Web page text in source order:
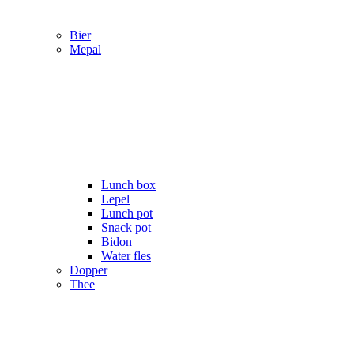
Bier
Mepal
Lunch box
Lepel
Lunch pot
Snack pot
Bidon
Water fles
Dopper
Thee